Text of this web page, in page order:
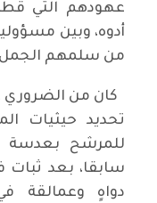
عهودهم التي
أدوه، وبين
من سلمهم الجمل
كان من الضروري
تحديد حيثيات
للمرشح بعدسة
سابقا، بعد
دواهٍ وعمالقة